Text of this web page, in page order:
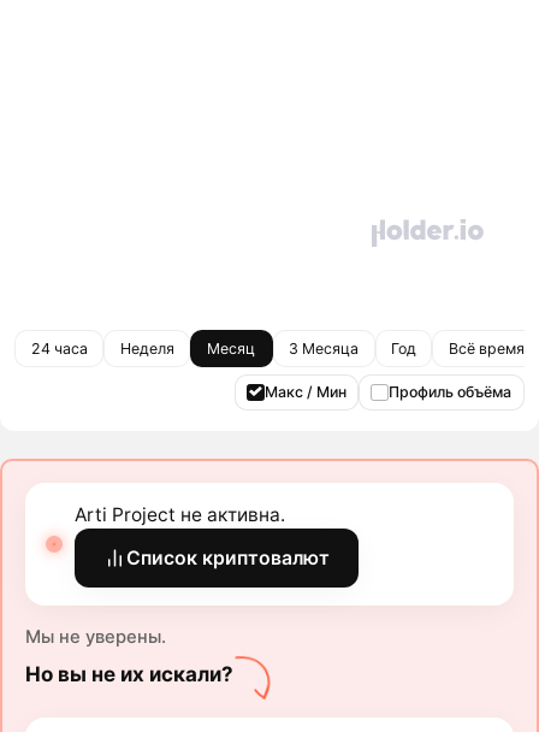
24 часа Неделя Месяц 3 Месяца Год Всё время
Макс / Мин Профиль объёма
Arti Project не активна.
Список криптовалют
Мы не уверены.
Но вы не их искали?